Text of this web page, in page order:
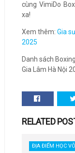
cùng VimiDo
xa!
Xem thêm: Gia
2025
Danh sách
Gia Lâm Hà Nội
RELATED
ĐỊA ĐIỂM HỌC VÕ